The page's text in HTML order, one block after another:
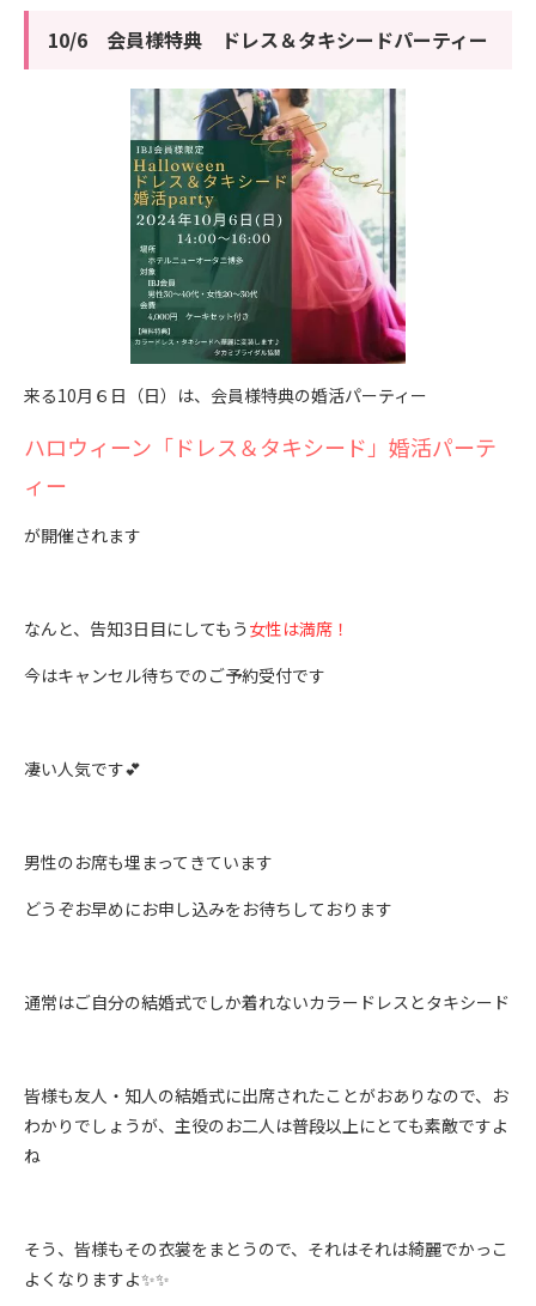
10/6 会員様特典 ドレス＆タキシードパーティー
来る10月６日（日）は、会員様特典の婚活パーティー
ハロウィーン「ドレス＆タキシード」婚活パーテ
ィー
が開催されます
なんと、告知3日目にしてもう 女性は満席！
今はキャンセル待ちでのご予約受付です
凄い人気です💕
男性のお席も埋まってきています
どうぞお早めにお申し込みをお待ちしております
通常はご自分の結婚式でしか着れないカラードレスとタキシード
皆様も友人・知人の結婚式に出席されたことがおありなので、お
わかりでしょうが、主役のお二人は普段以上にとても素敵ですよ
ね
そう、皆様もその衣裳をまとうので、それはそれは綺麗でかっこ
よくなりますよ✨✨